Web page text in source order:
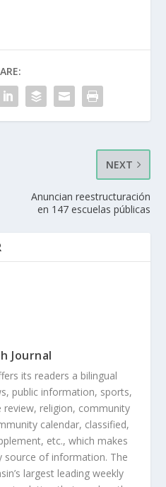
NEXT
Anuncian reestructuración
en 147 escuelas públicas
Journal
its readers a bilingual
public information, sports,
review, religion, community
calendar, classified,
etc., which makes
source of information. The
largest leading weekly